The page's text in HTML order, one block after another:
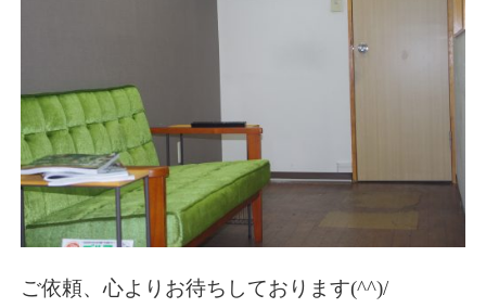
ご依頼、心よりお待ちしております(^^)/